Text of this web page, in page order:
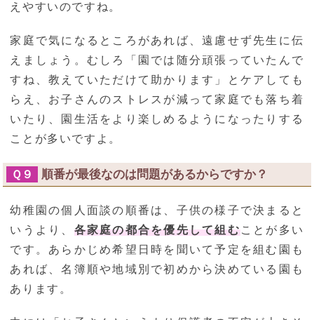
えやすいのですね。
家庭で気になるところがあれば、遠慮せず先生に伝
えましょう。むしろ「園では随分頑張っていたんで
すね、教えていただけて助かります」とケアしても
らえ、お子さんのストレスが減って家庭でも落ち着
いたり、園生活をより楽しめるようになったりする
ことが多いですよ。
Ｑ９ 順番が最後なのは問題があるからですか？
幼稚園の個人面談の順番は、子供の様子で決まると
いうより、 各家庭の都合を優先して組むことが多い
です。あらかじめ希望日時を聞いて予定を組む園も
あれば、名簿順や地域別で初めから決めている園も
あります。